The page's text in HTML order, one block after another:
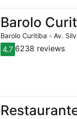
Barolo
Barolo Curitiba - Av.
4.7 6238 reviews